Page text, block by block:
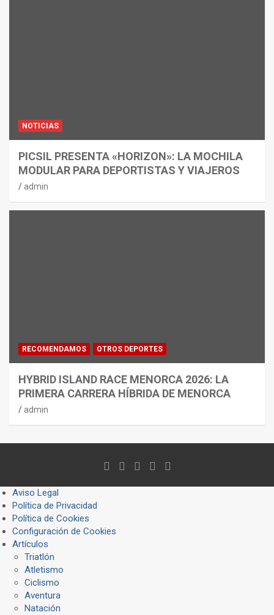
NOTICIAS
PICSIL PRESENTA «HORIZON»: LA MOCHILA
MODULAR PARA DEPORTISTAS Y VIAJEROS
admin
RECOMENDAMOS OTROS DEPORTES
HYBRID ISLAND RACE MENORCA 2026: LA
PRIMERA CARRERA HÍBRIDA DE MENORCA
admin
Aviso Legal
Política de Privacidad
Política de Cookies
Configuración de Cookies
Artículos
Triatlón
Atletismo
Ciclismo
Aventura
Natación